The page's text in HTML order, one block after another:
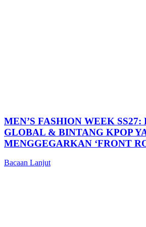
MEN’S FASHION WEEK
GLOBAL & BINTANG KPOP
MENGGEGARKAN ‘FRONT
Bacaan Lanjut